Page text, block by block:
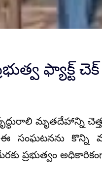
ఫ్యాక్ట్ చెక్
మృతదేహాన్ని
సంఘటనను కొన్ని
ప్రభుత్వం